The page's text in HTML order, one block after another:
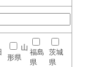
山
形県
福島
県
茨城
県